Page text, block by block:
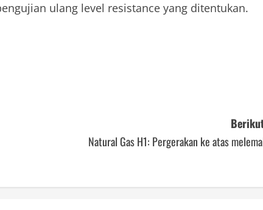
ulang level resistance yang ditentukan.
Natural Gas H1: Pergerakan ke atas